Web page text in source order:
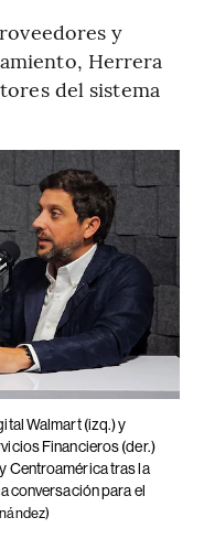
y
Herrera
del sistema
Walmart (izq.) y
Financieros (der.)
Centroamérica tras la
conversación para el